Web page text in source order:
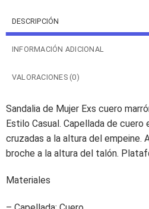
DESCRIPCIÓN
INFORMACIÓN ADICIONAL
VALORACIONES (0)
Sandalia de Mujer Exs cuero
Estilo Casual. Capellada de
cruzadas a la altura del empeine.
broche a la altura del talón.
Materiales